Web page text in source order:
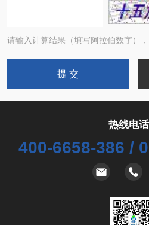
请输入计算结果（填写阿拉伯数字）
热线电话
400-6658-386 /